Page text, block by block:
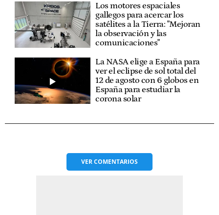
Los motores espaciales
gallegos para acercar los
satélites a la Tierra: "Mejoran
la observación y las
comunicaciones"
La NASA elige a España para
ver el eclipse de sol total del
12 de agosto con 6 globos en
España para estudiar la
corona solar
VERCOMENTARIOS